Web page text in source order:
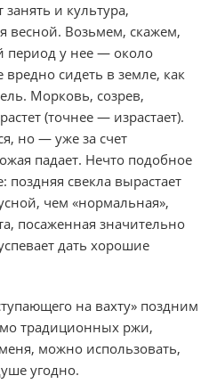
и культура,
весной. Возьмем, скажем,
период у нее — около
сидеть в земле, как
Морковь, созрев,
(точнее — израстает).
но — уже за счет
падает. Нечто подобное
поздняя свекла вырастает
чем «нормальная»,
посаженная значительно
дать хорошие
на вахту» поздним
традиционных ржи,
можно использовать,
угодно.